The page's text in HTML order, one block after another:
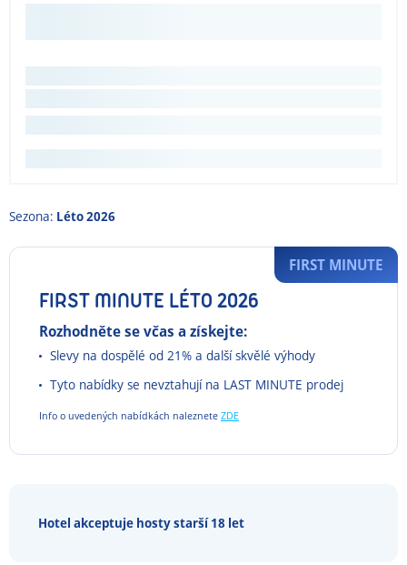
Sezona: Léto 2026
FIRST MINUTE LÉTO 2026
Rozhodněte se včas a získejte:
Slevy na dospělé od 21% a další skvělé výhody
Tyto nabídky se nevztahují na LAST MINUTE prodej
Info o uvedených nabídkách naleznete ZDE
FIRST MINUTE
Hotel akceptuje hosty starší 18 let